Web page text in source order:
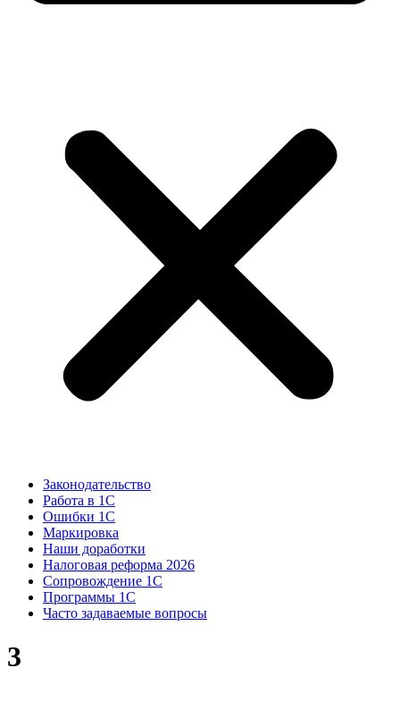
Законодательство
Работа в 1С
Ошибки 1С
Маркировка
Наши доработки
Налоговая реформа 2026
Сопровождение 1С
Программы 1С
Часто задаваемые вопросы
3